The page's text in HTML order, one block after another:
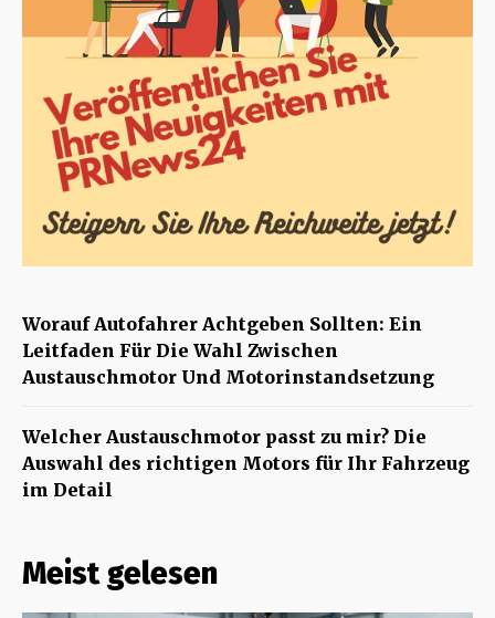
Worauf Autofahrer Achtgeben Sollten: Ein
Leitfaden Für Die Wahl Zwischen
Austauschmotor Und Motorinstandsetzung
Welcher Austauschmotor passt zu mir? Die
Auswahl des richtigen Motors für Ihr Fahrzeug
im Detail
Meist gelesen